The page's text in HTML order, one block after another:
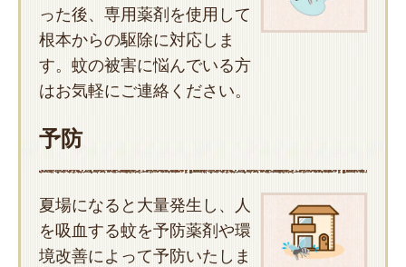
った後、専用薬剤を使用して
根本からの駆除に対応しま
す。蚊の被害に悩んでいる方
はお気軽にご連絡ください。
予防
夏場になると大量発生し、人
を吸血する蚊を予防薬剤や環
境改善によって予防いたしま